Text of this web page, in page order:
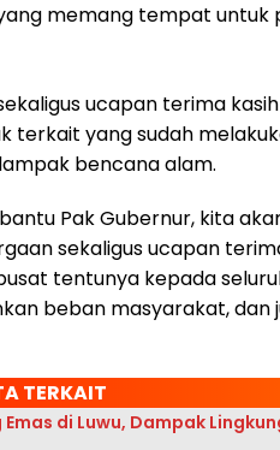
memang tempat untuk
ucapan terima
terkait yang sudah
bencana alam.
Pak Gubernur, kita
sekaligus ucapan
tentunya kepada
beban masyarakat, dan
TERKAIT
di Luwu, Dampak